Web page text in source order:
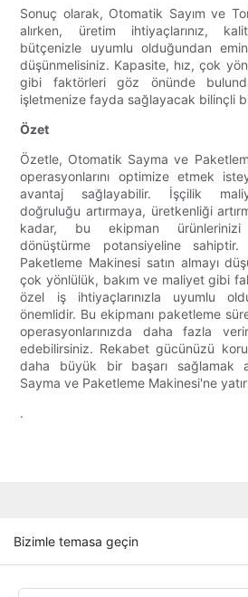
Sonuç olarak, Otomatik Sayım ve
alırken, üretim ihtiyaçlarınız,
bütçenizle uyumlu olduğundan
düşünmelisiniz. Kapasite, hız, çok
gibi faktörleri göz önünde
işletmenize fayda sağlayacak bilinçli
Özet
Özetle, Otomatik Sayma ve
operasyonlarını optimize etmek
avantaj sağlayabilir. İşçilik
doğruluğu artırmaya, üretkenliği
kadar, bu ekipman ürünlerinizi
dönüştürme potansiyeline
Paketleme Makinesi satın almayı
çok yönlülük, bakım ve maliyet gibi
özel iş ihtiyaçlarınızla uyumlu
önemlidir. Bu ekipmanı paketleme
operasyonlarınızda daha fazla
edebilirsiniz. Rekabet gücünüzü
daha büyük bir başarı sağlamak
Sayma ve Paketleme Makinesi'ne
.
Bizimle temasa geçin